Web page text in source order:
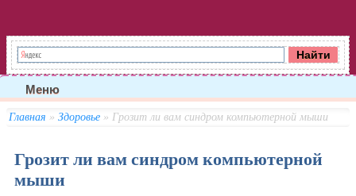
Меню
Главная » Здоровье» Грозит ли вам синдром компьютерной мыши
Грозит ли вам синдром компьютерной
мыши